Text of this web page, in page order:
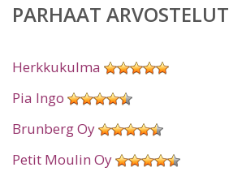
PARHAAT ARVOSTELUT
Herkkukulma
Pia Ingo
Brunberg Oy
Petit Moulin Oy